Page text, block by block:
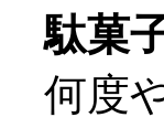
駄菓
何度